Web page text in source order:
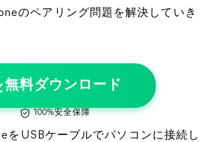
のペアリング問題を解決していき
無料ダウンロード
100%安全保障
をUSBケーブルでパソコンに接続し